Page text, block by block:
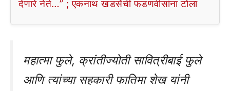
देणारे नेते…” ; एकनाथ खडसेंची फडणवीसांना टोला
महात्मा फुले, क्रांतीज्योती सावित्रीबाई फुले
आणि त्यांच्या सहकारी फातिमा शेख यांनी